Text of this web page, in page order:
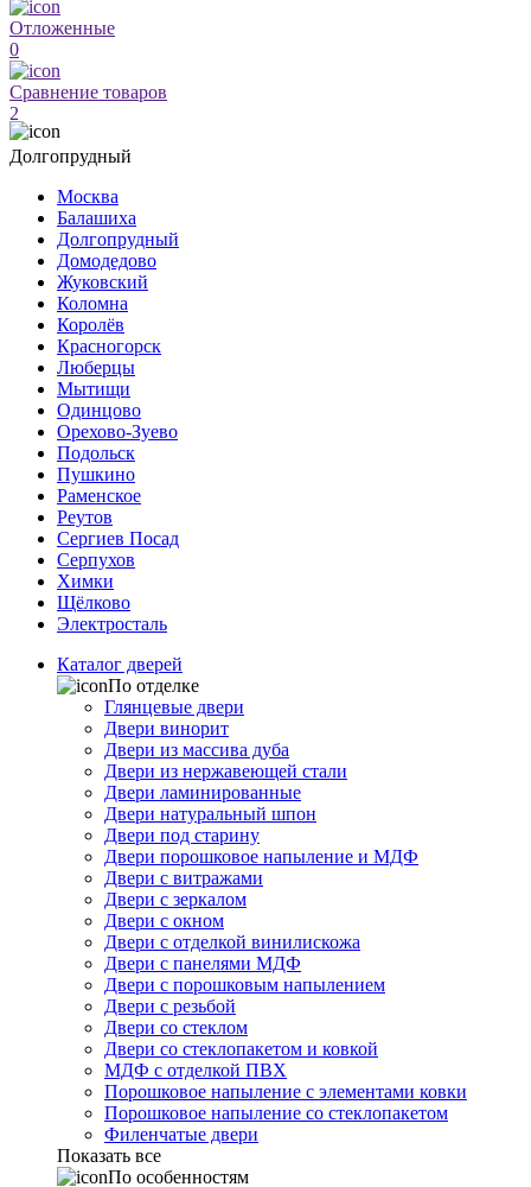
Отложенные
0
Сравнение товаров
2
Долгопрудный
Москва
Балашиха
Долгопрудный
Домодедово
Жуковский
Коломна
Королёв
Красногорск
Люберцы
Мытищи
Одинцово
Орехово-Зуево
Подольск
Пушкино
Раменское
Реутов
Сергиев Посад
Серпухов
Химки
Щёлково
Электросталь
Каталог дверей
По отделке
Глянцевые двери
Двери винорит
Двери из массива дуба
Двери из нержавеющей стали
Двери ламинированные
Двери натуральный шпон
Двери под старину
Двери порошковое напыление и МДФ
Двери с витражами
Двери с зеркалом
Двери с окном
Двери с отделкой винилискожа
Двери с панелями МДФ
Двери с порошковым напылением
Двери с резьбой
Двери со стеклом
Двери со стеклопакетом и ковкой
МДФ с отделкой ПВХ
Порошковое напыление с элементами ковки
Порошковое напыление со стеклопакетом
Филенчатые двери
Показать все
По особенностям